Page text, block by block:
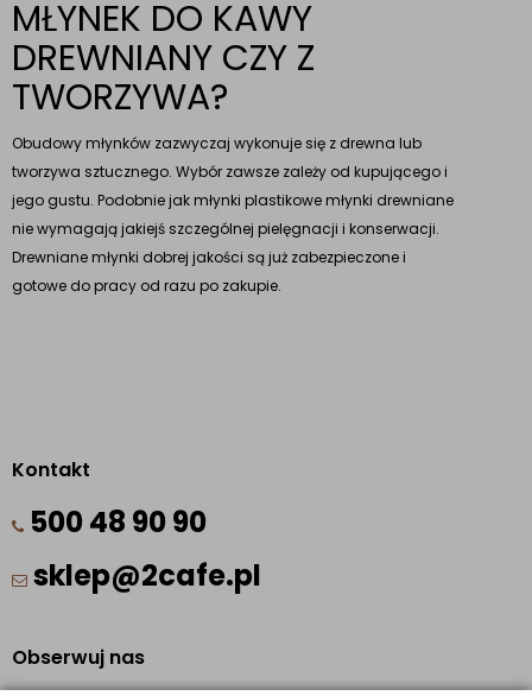
MŁYNEK DO KAWY
DREWNIANY CZY Z
TWORZYWA?
Obudowy młynków zazwyczaj wykonuje się z drewna lub
tworzywa sztucznego. Wybór zawsze zależy od kupującego i
jego gustu. Podobnie jak młynki plastikowe młynki drewniane
nie wymagają jakiejś szczególnej pielęgnacji i konserwacji.
Drewniane młynki dobrej jakości są już zabezpieczone i
gotowe do pracy od razu po zakupie.
Kontakt
500 48 90 90
sklep@2cafe.pl
Obserwuj nas